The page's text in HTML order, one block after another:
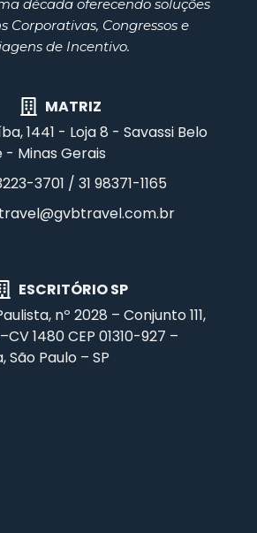
década oferecendo soluções
Corporativas, Congressos e
de Incentivo.
MATRIZ
1441 - Loja 8 - Savassi Belo
- Minas Gerais
3701 / 31 98371-1165
ESCRITÓRIO SP
nº 2028 – Conjunto 111,
1480 CEP 01310-927 –
São Paulo – SP